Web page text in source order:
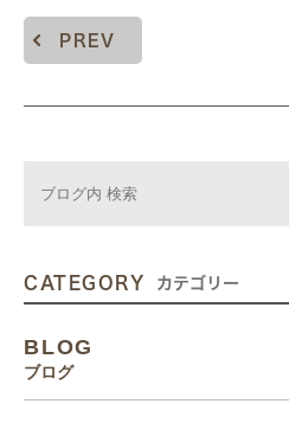
PREV
CATEGORY カテゴリー
BLOG
ブログ